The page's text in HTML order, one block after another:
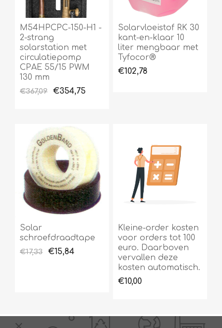
M54HPCPC-150-H1 -
2-strang
solarstation met
circulatiepomp
CPAE 55/15 PWM
130 mm
€367,09 €354,75
Solarvloeistof RK 30
kant-en-klaar 10
liter mengbaar met
Tyfocor®
€102,78
Solar
schroefdraadtape
€17,33 €15,84
Kleine-order kosten
voor orders tot 100
euro. Daarboven
vervallen deze
kosten automatisch.
€10,00